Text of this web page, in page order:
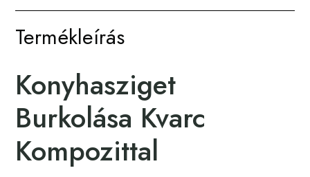
Termékleírás
Konyhasziget
Burkolása Kvarc
Kompozittal